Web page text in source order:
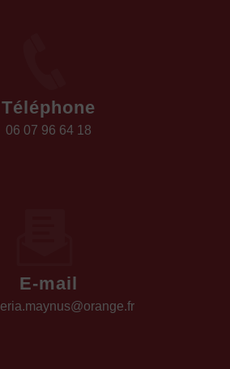
Téléphone
06 07 96 64 18
E-mail